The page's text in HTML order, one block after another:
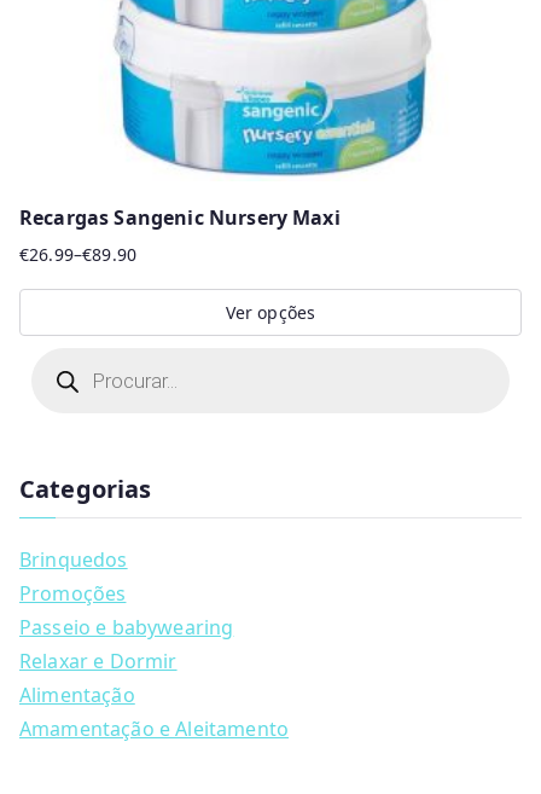
Recargas Sangenic Nursery Maxi
€26.99–€89.90
Price
range:
€26.99
€89.90
Ver opções
product
variants.
The
options
may
be
chosen
on
the
s
s
a
r
c
h
Categorias
Brinquedos
Promoções
Passeio e babywearing
Relaxar e Dormir
Alimentação
Amamentação e Aleitamento